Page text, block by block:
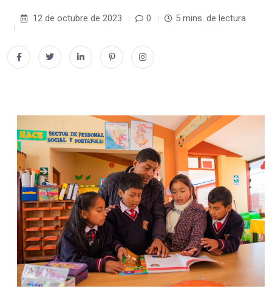
12 de octubre de 2023 0 5 mins. de lectura